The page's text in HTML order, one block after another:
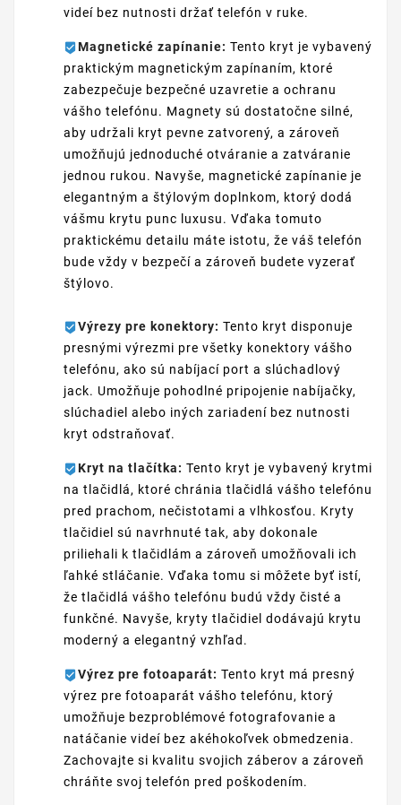
videí bez nutnosti držať telefón v ruke.
Magnetické zapínanie: Tento kryt je vybavený
praktickým magnetickým zapínaním, ktoré
zabezpečuje bezpečné uzavretie a ochranu
vášho telefónu. Magnety sú dostatočne silné,
aby udržali kryt pevne zatvorený, a zároveň
umožňujú jednoduché otváranie a zatváranie
jednou rukou. Navyše, magnetické zapínanie je
elegantným a štýlovým doplnkom, ktorý dodá
vášmu krytu punc luxusu. Vďaka tomuto
praktickému detailu máte istotu, že váš telefón
bude vždy v bezpečí a zároveň budete vyzerať
štýlovo.
Výrezy pre konektory: Tento kryt disponuje
presnými výrezmi pre všetky konektory vášho
telefónu, ako sú nabíjací port a slúchadlový
jack. Umožňuje pohodlné pripojenie nabíjačky,
slúchadiel alebo iných zariadení bez nutnosti
kryt odstraňovať.
Kryt na tlačítka: Tento kryt je vybavený krytmi
na tlačidlá, ktoré chránia tlačidlá vášho telefónu
pred prachom, nečistotami a vlhkosťou. Kryty
tlačidiel sú navrhnuté tak, aby dokonale
priliehali k tlačidlám a zároveň umožňovali ich
ľahké stláčanie. Vďaka tomu si môžete byť istí,
že tlačidlá vášho telefónu budú vždy čisté a
funkčné. Navyše, kryty tlačidiel dodávajú krytu
moderný a elegantný vzhľad.
Výrez pre fotoaparát: Tento kryt má presný
výrez pre fotoaparát vášho telefónu, ktorý
umožňuje bezproblémové fotografovanie a
natáčanie videí bez akéhokoľvek obmedzenia.
Zachovajte si kvalitu svojich záberov a zároveň
chráňte svoj telefón pred poškodením.